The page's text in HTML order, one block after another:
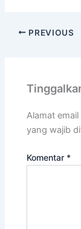
PREVIOUS
Alamat
yang wajib
Komentar *